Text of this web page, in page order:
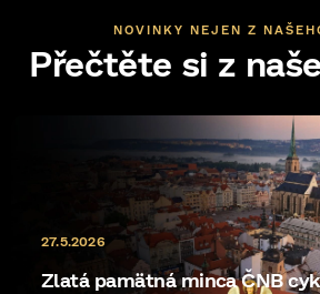
NOVINKY NEJEN Z
Přečtěte si z
Zlatá pamätná minca ČNB
27.5.2026